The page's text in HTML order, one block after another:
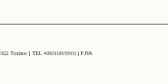
Torino | TEL. +39.011.819.9111 | P.IVA